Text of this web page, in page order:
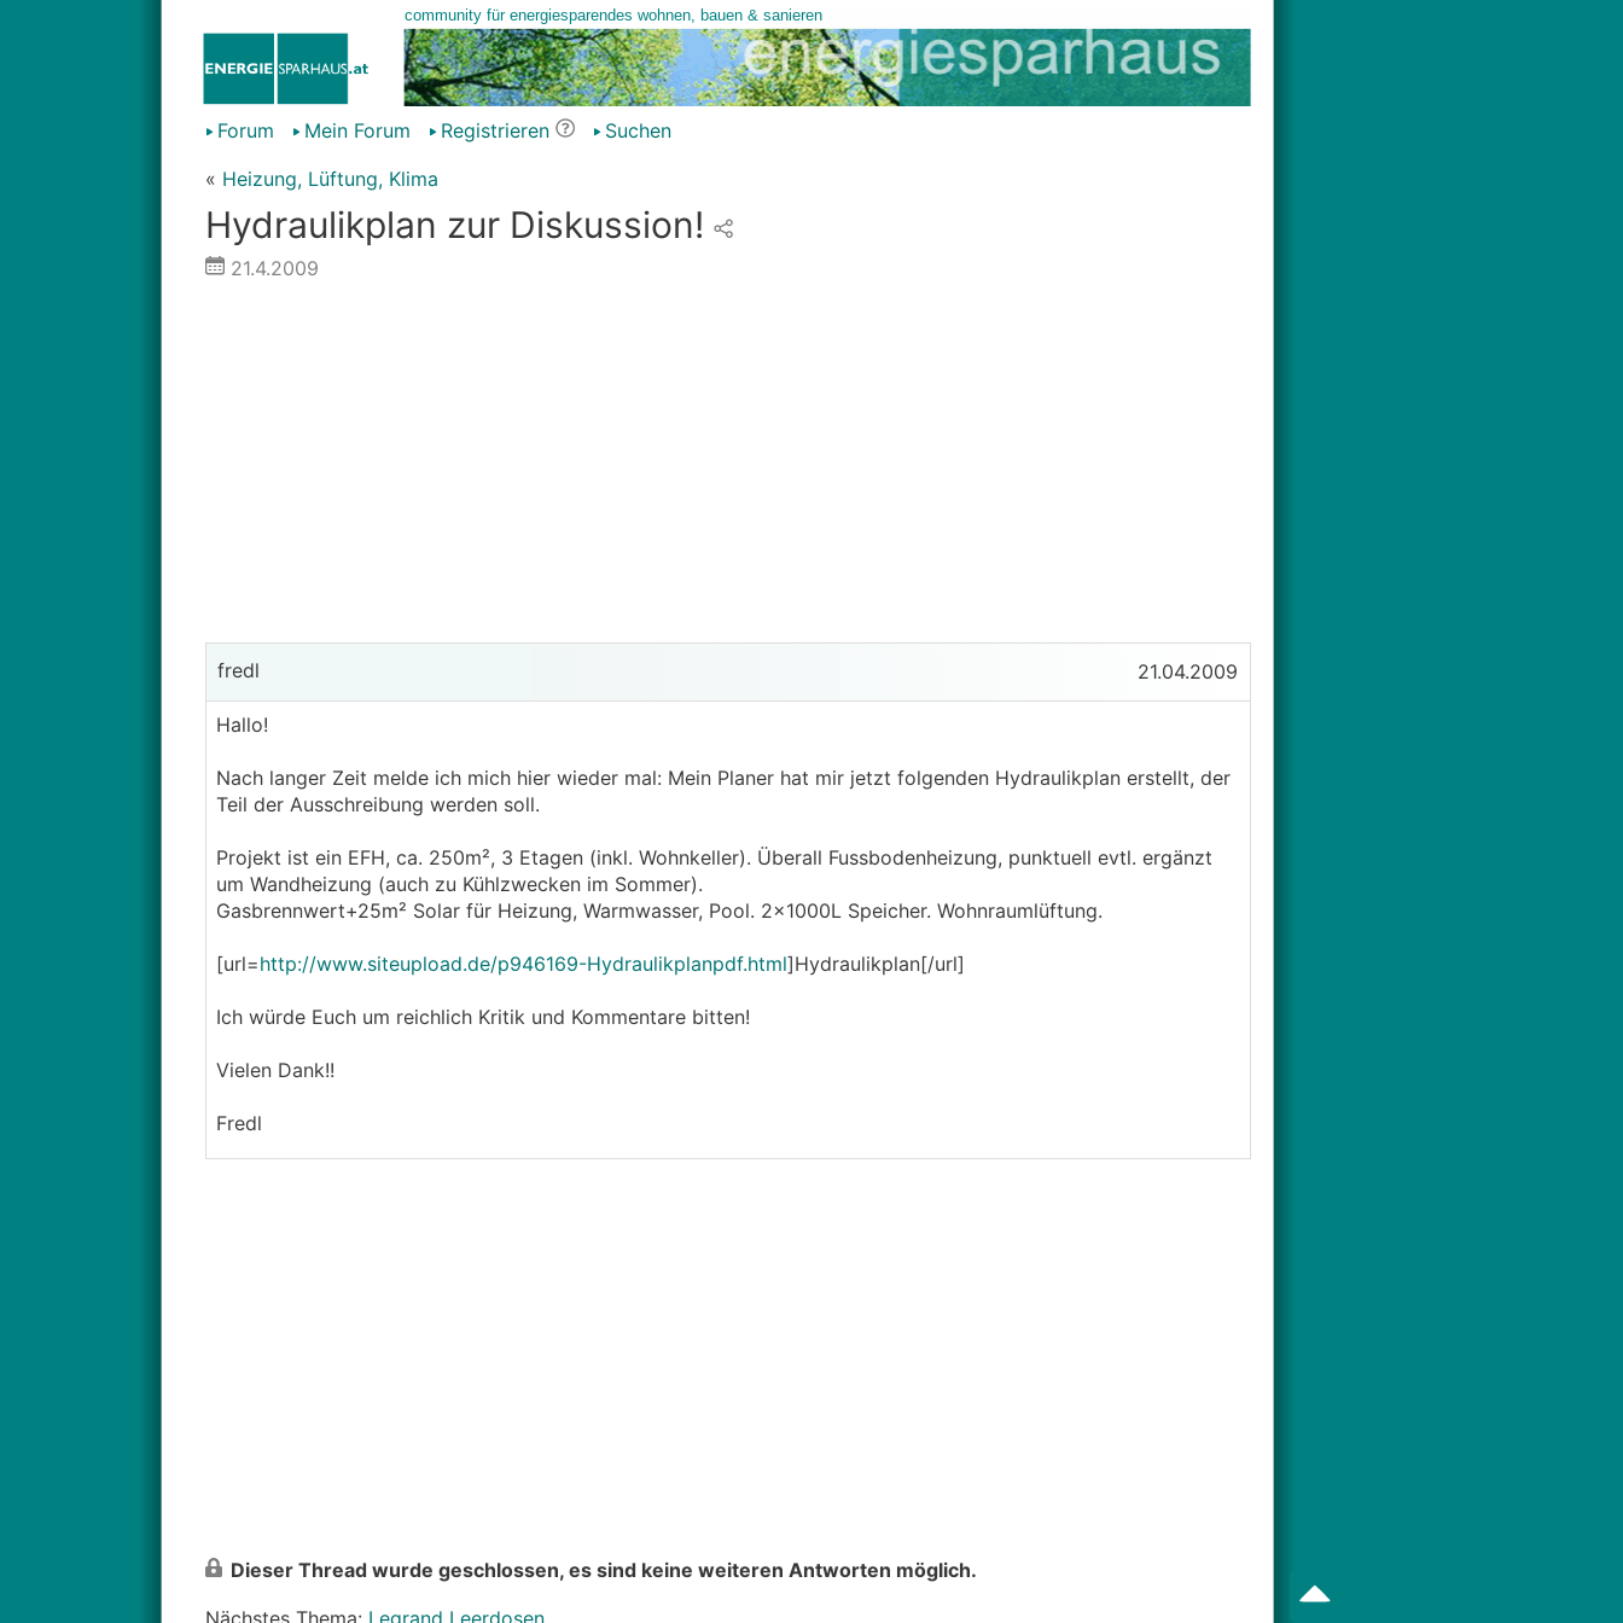
Forum Mein Forum Registrieren
Suchen
« Heizung, Lüftung, Klima
Hydraulikplan zur Diskussion!
21.4.2009
fredl 21.04.2009
Hallo!
Nach langer Zeit melde ich mich hier wieder mal: Mein Planer hat mir jetzt folgenden Hydraulikplan erstellt, der
Teil der Ausschreibung werden soll.
Projekt ist ein EFH, ca. 250m², 3 Etagen (inkl. Wohnkeller). Überall Fussbodenheizung, punktuell evtl. ergänzt
um Wandheizung (auch zu Kühlzwecken im Sommer).
Gasbrennwert+25m² Solar für Heizung, Warmwasser, Pool. 2x1000L Speicher. Wohnraumlüftung.
[url=http://www.siteupload.de/p946169-Hydraulikplanpdf.html]Hydraulikplan[/url]
Ich würde Euch um reichlich Kritik und Kommentare bitten!
Vielen Dank!!
Fredl
Dieser Thread wurde geschlossen, es sind keine weiteren Antworten möglich.
Nächstes Thema: Legrand Leerdosen